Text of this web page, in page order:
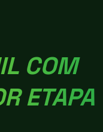
COM
ETAPA